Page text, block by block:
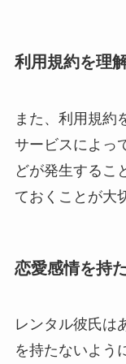
利用規約を理
また、利用規約
サービスによっ
どが発生するこ
ておくことが大
恋愛感情を持
レンタル彼氏は
を持たないよう